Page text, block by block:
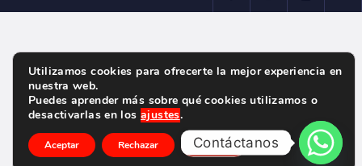
Utilizamos cookies para ofrecerte la mejor experiencia en
nuestra web.
Puedes aprender más sobre qué cookies utilizamos o
desactivarlas en los ajustes.
Aceptar Rechazar Ajustes
Contáctanos